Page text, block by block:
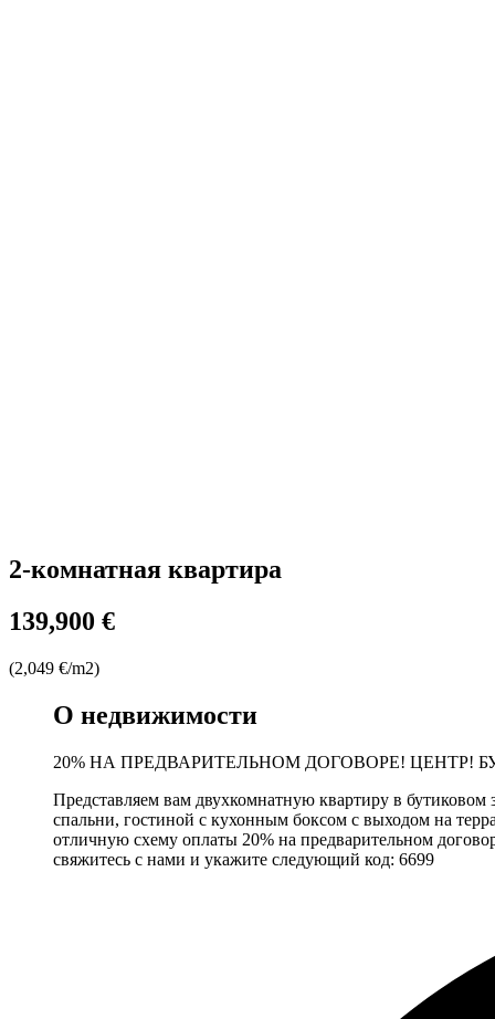
2-комнатная квартира
139,900 €
(2,049 €/m2)
О недвижимости
20% НА ПРЕДВАРИТЕЛЬНОМ ДОГОВОРЕ! ЦЕНТР!
Представляем вам двухкомнатную квартиру в
спальни, гостиной с кухонным боксом с выходом на
отличную схему оплаты 20% на предварительном
свяжитесь с нами и укажите следующий код: 6699